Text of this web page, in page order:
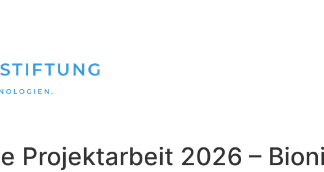
Projektarbeit 2026 –